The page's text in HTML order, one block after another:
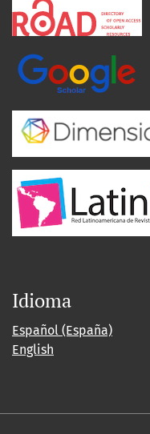
Idioma
Español (España)
English